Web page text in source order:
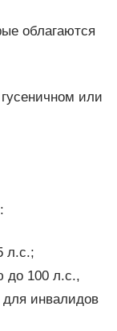
облагаются
или
л.с.;
до 100 л.с.,
инвалидов